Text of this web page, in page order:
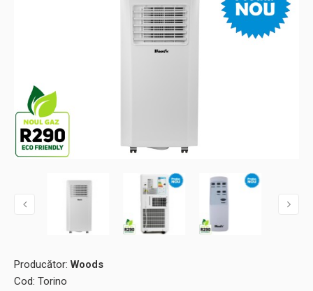
Producător: Woods
Cod: Torino